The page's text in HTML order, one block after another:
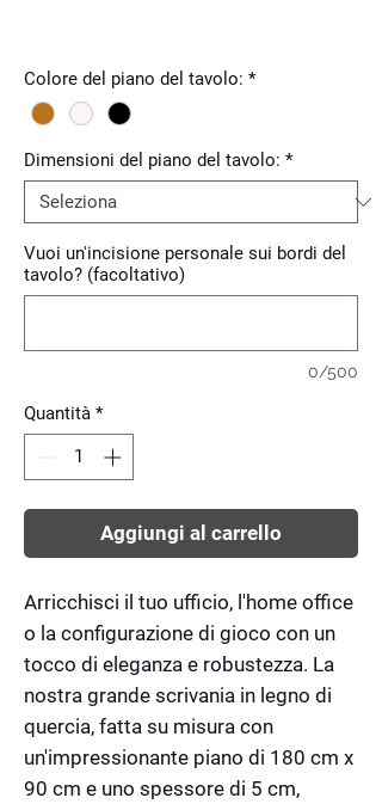
scontato
Colore del piano del tavolo: *
Dimensioni del piano del tavolo: *
Vuoi un'incisione personale sui bordi del
tavolo? (facoltativo)
0/500
Quantità *
Aggiungi al carrello
Arricchisci il tuo ufficio, l'home office
o la configurazione di gioco con un
tocco di eleganza e robustezza. La
nostra grande scrivania in legno di
quercia, fatta su misura con
un'impressionante piano di 180 cm x
90 cm e uno spessore di 5 cm,